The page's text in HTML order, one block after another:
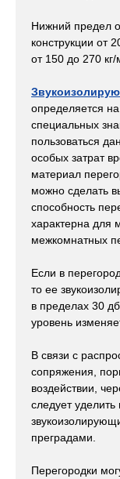
Нижний предел
конструкции от
от 150 до 270 кг/
определяется
специальных
пользоваться
особых затрат
материал
можно сделать
способность
характерна для
межкомнатных
Если в
то ее
в пределах 30
уровень
В связи с
сопряжения,
воздействии,
следует
преградами.
Перегородки